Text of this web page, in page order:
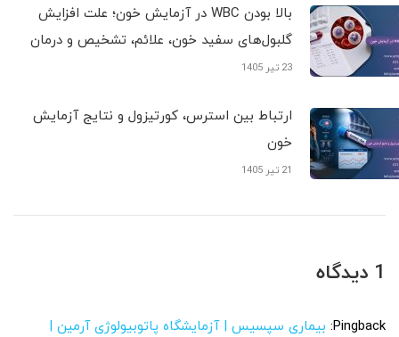
بالا بودن WBC در آزمایش خون؛ علت افزایش
گلبول‌های سفید خون، علائم، تشخیص و درمان
23 تیر 1405
ارتباط بین استرس، کورتیزول و نتایج آزمایش
خون
21 تیر 1405
1 دیدگاه
Pingback: بیماری سپسیس | آزمایشگاه پاتوبیولوژی آرمین |